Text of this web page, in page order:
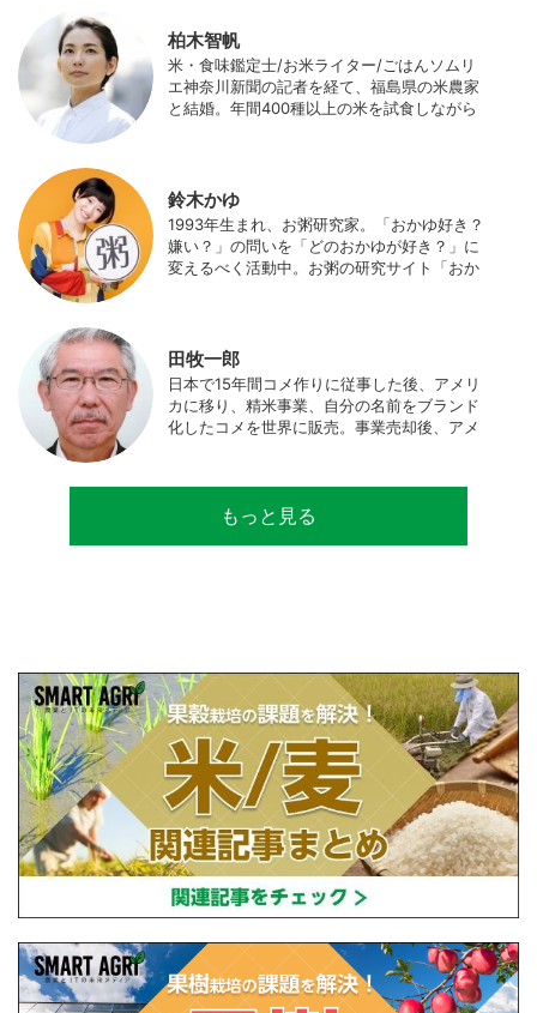
柏木智帆
米・食味鑑定士/お米ライター/ごはんソムリ
エ神奈川新聞の記者を経て、福島県の米農家
と結婚。年間400種以上の米を試食しながら
食事やお弁当づくりを通して、食育にも目を
向けている。プロフィール写真 ©杉山晃造
鈴木かゆ
1993年生まれ、お粥研究家。「おかゆ好き？
嫌い？」の問いを「どのおかゆが好き？」に
変えるべく活動中。お粥の研究サイト「おか
田牧一郎
日本で15年間コメ作りに従事した後、アメリ
カに移り、精米事業、自分の名前をブランド
化したコメを世界に販売。事業売却後、アメ
サルティングとして関わり、企業などの依頼
で世界12カ国の良質米生産可能産地を訪問調
もっと見る